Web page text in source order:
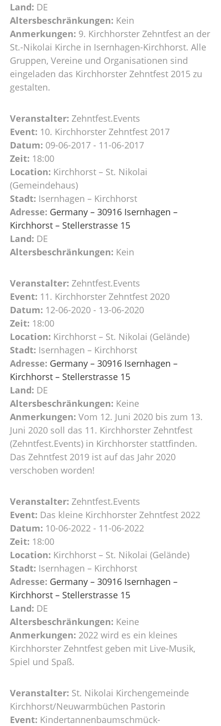
Land: DE
Altersbeschränkungen: Kein
Anmerkungen: 9. Kirchhorster Zehntfest an der
St.-Nikolai Kirche in Isernhagen-Kirchhorst. Alle
Gruppen, Vereine und Organisationen sind
eingeladen das Kirchhorster Zehntfest 2015 zu
gestalten.
Veranstalter: Zehntfest.Events
Event: 10. Kirchhorster Zehntfest 2017
Datum: 09-06-2017 - 11-06-2017
Zeit: 18:00
Location: Kirchhorst – St. Nikolai
(Gemeindehaus)
Stadt: Isernhagen – Kirchhorst
Adresse: Germany – 30916 Isernhagen –
Kirchhorst – Stellerstrasse 15
Land: DE
Altersbeschränkungen: Kein
Veranstalter: Zehntfest.Events
Event: 11. Kirchhorster Zehntfest 2020
Datum: 12-06-2020 - 13-06-2020
Zeit: 18:00
Location: Kirchhorst – St. Nikolai (Gelände)
Stadt: Isernhagen – Kirchhorst
Adresse: Germany – 30916 Isernhagen –
Kirchhorst – Stellerstrasse 15
Land: DE
Altersbeschränkungen: Keine
Anmerkungen: Vom 12. Juni 2020 bis zum 13.
Juni 2020 soll das 11. Kirchhorster Zehntfest
(Zehntfest.Events) in Kirchhorster stattfinden.
Das Zehntfest 2019 ist auf das Jahr 2020
verschoben worden!
Veranstalter: Zehntfest.Events
Event: Das kleine Kirchhorster Zehntfest 2022
Datum: 10-06-2022 - 11-06-2022
Zeit: 18:00
Location: Kirchhorst – St. Nikolai (Gelände)
Stadt: Isernhagen – Kirchhorst
Adresse: Germany – 30916 Isernhagen –
Kirchhorst – Stellerstrasse 15
Land: DE
Altersbeschränkungen: Keine
Anmerkungen: 2022 wird es ein kleines
Kirchhorster Zehntfest geben mit Live-Musik,
Spiel und Spaß.
Veranstalter: St. Nikolai Kirchengemeinde
Kirchhorst/Neuwarmbüchen Pastorin
Event: Kindertannenbaumschmück-